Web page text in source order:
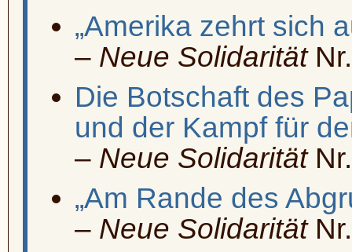
„Amerika zehrt sich
– Neue Solidarität
Die Botschaft des
und der Kampf für
– Neue Solidarität
„Am Rande des
– Neue Solidarität